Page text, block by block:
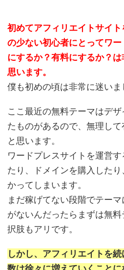
初めてアフィリエイトサイ
の少ない初心者にとってワ
にするか？有料にするか？
思います。
僕も初めの頃は非常に迷いま
ここ最近の無料テーマはデ
たものがあるので、無理し
と思います。
ワードプレスサイトを運営
たり、ドメインを購入した
かってしまいます。
まだ稼げてない段階でテー
がないんだったらまずは無
択肢もアリです。
しかし、アフィリエイトを